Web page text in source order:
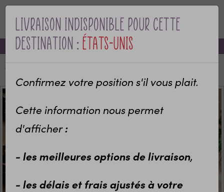
MENU
-10% sur votre première commande avec le code bienvenue
Livraison indisponible pour cette
destination :États-Unis
Confirmez votre position s'il vous plait.
Cette information nous permet
d'afficher:
- les meilleures options de livraison,
- les délais et frais ajustés à votre